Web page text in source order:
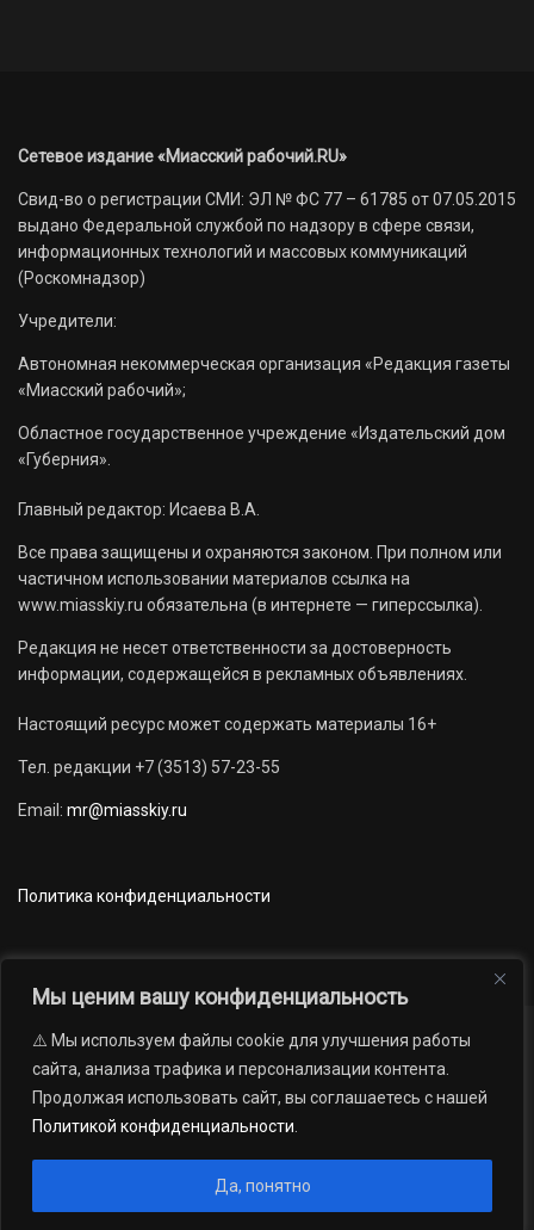
Мы ценим вашу конфиденциальность
⚠️ Мы используем файлы cookie для улучшения работы
сайта, анализа трафика и персонализации контента.
Продолжая использовать сайт, вы соглашаетесь с нашей
Политикой конфиденциальности
Да, понятно
Сетевое издание «Миасский рабочий.RU»
Свид-во о регистрации СМИ: ЭЛ № ФС 77 – 61785 от 07.05.2015
выдано Федеральной службой по надзору в сфере связи,
информационных технологий и массовых коммуникаций
(Роскомнадзор)
Учредители:
Автономная некоммерческая организация «Редакция газеты
«Миасский рабочий»;
Областное государственное учреждение «Издательский дом
«Губерния».
Главный редактор: Исаева В.А.
Все права защищены и охраняются законом. При полном или
частичном использовании материалов ссылка на
www.miasskiy.ru обязательна (в интернете — гиперссылка).
Редакция не несет ответственности за достоверность
информации, содержащейся в рекламных объявлениях.
Настоящий ресурс может содержать материалы 16+
Тел. редакции +7 (3513) 57-23-55
Email: mr@miasskiy.ru
Политика конфиденциальности
Новости Наши проекты
Официально
АРХИВ
16+
газеты «Миасский рабочий»; Областное государственное учреждение
«Издательский дом «Губерния». Все права защищены.
Андрей Петрович Попов